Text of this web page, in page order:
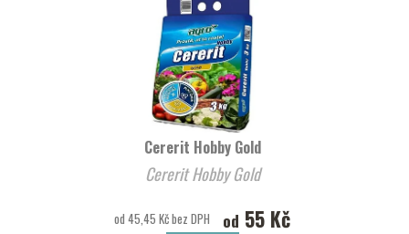
Cererit Hobby Gold
Cererit Hobby Gold
od 45,45 Kč bez DPH od 55 Kč